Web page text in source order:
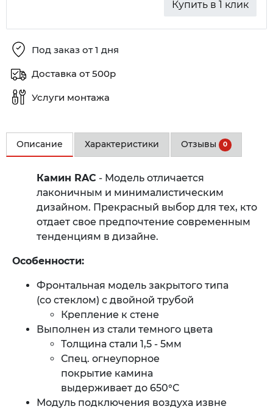
Купить в 1 клик
Под заказ от 1 дня
Доставка от 500р
Услуги монтажа
Описание Характеристики Отзывы 0
Камин RAC - Модель отличается
лаконичным и минималистическим
дизайном. Прекрасный выбор для тех, кто
отдает свое предпочтение современным
тенденциям в дизайне.
Особенности:
Фронтальная модель закрытого типа
(со стеклом) с двойной трубой
Крепление к стене
Выполнен из стали темного цвета
Толщина стали 1,5 - 5мм
Спец. огнеупорное
покрытие камина
выдерживает до 650°C
Модуль подключения воздуха извне